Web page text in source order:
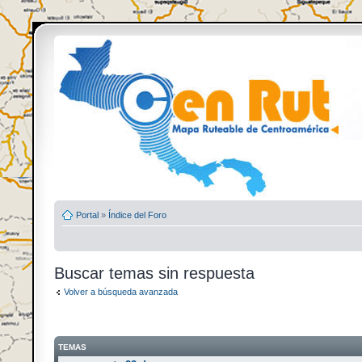
Portal » Índice del Foro
Buscar temas sin respuesta
Volver a búsqueda avanzada
TEMAS